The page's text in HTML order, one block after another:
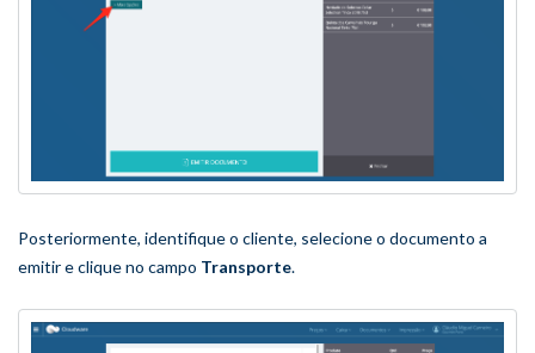
Posteriormente, identifique o cliente, selecione o documento a
emitir e clique no campo Transporte.